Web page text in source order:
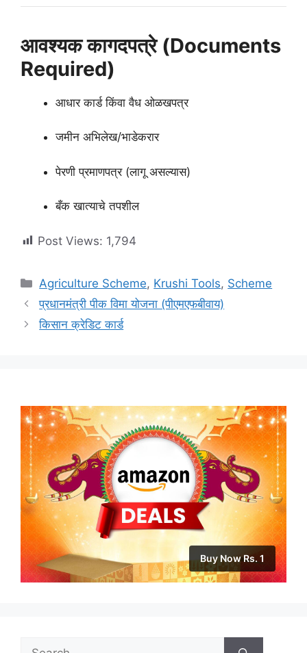
आवश्यक कागदपत्रे (Documents
Required)
आधार कार्ड किंवा वैध ओळखपत्र
जमीन अभिलेख/भाडेकरार
पेरणी प्रमाणपत्र (लागू असल्यास)
बँक खात्याचे तपशील
Post Views: 1,794
Categories
Agriculture Scheme, Krushi Tools, Scheme
प्रधानमंत्री पीक विमा योजना (पीएमएफबीवाय)
किसान क्रेडिट कार्ड
Buy Now Rs. 1
Search